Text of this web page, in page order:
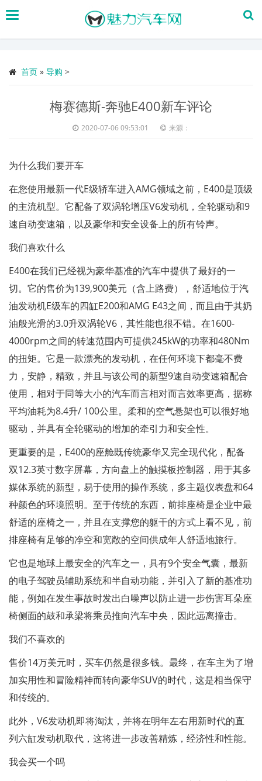
搜
首页 » 导购 >
梅赛德斯-奔驰E400新车评论
2020-07-06 09:53:01 来源：
为什么我们要开车
在您使用最新一代E级轿车进入AMG领域之前，E400是顶级
的主流机型。它配备了双涡轮增压V6发动机，全轮驱动和9
速自动变速箱，以及豪华和安全设备上的所有铃声。
我们喜欢什么
E400在我们已经视为豪华基准的汽车中提供了最好的一
切。它的售价为139,900美元（含上路费），舒适地位于汽
油发动机E级车的四缸E200和AMG E43之间，而且由于其奶
油般光滑的3.0升双涡轮V6，其性能也很不错。在1600-
4000rpm之间的转速范围内可提供245kW的功率和480Nm
的扭矩。它是一款漂亮的发动机，在任何环境下都毫不费
力，安静，精致，并且与该公司的新型9速自动变速箱配合
使用，相对于同等大小的汽车而言相对而言效率更高，据称
平均油耗为8.4升/ 100公里。柔和的空气悬架也可以很好地
驱动，并具有全轮驱动的增加的牵引力和安全性。
更重要的是，E400的座舱既传统豪华又完全现代化，配备
双12.3英寸数字屏幕，方向盘上的触摸板控制器，用于其多
媒体系统的新型，易于使用的操作系统，多主题仪表盘和64
种颜色的环境照明。至于传统的东西，前排座椅是企业中最
舒适的座椅之一，并且在支撑您的躯干的方式上看不见，前
排座椅有足够的净空和宽敞的空间供成年人舒适地旅行。
它也是地球上最安全的汽车之一，具有9个安全气囊，最新
的电子驾驶员辅助系统和半自动功能，并引入了新的基准功
能，例如在发生事故时发出白噪声以防止进一步伤害耳朵座
椅侧面的鼓和承梁将乘员推向汽车中央，因此远离撞击。
我们不喜欢的
售价14万美元时，买车仍然是很多钱。最终，在车主为了增
加实用性和冒险精神而转向豪华SUV的时代，这是相当保守
和传统的。
此外，V6发动机即将淘汰，并将在明年左右用新时代的直
列六缸发动机取代，这将进一步改善精炼，经济性和性能。
我会买一个吗